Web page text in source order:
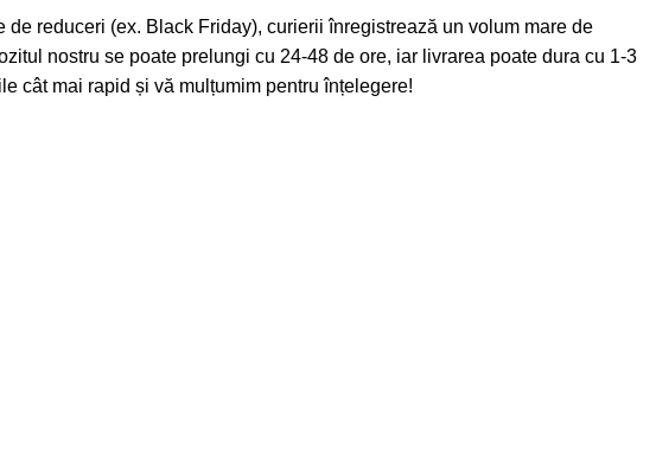
reduceri (ex. Black Friday), curierii înregistrează un volum mare de
nostru se poate prelungi cu 24-48 de ore, iar livrarea poate dura cu 1-3
cât mai rapid și vă mulțumim pentru înțelegere!